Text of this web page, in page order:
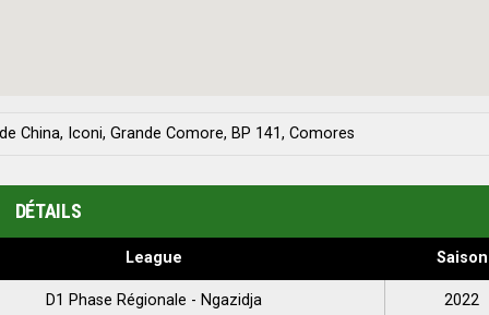
China, Iconi, Grande Comore, BP 141, Comores
DÉTAILS
League Saison
D1 Phase Régionale - Ngazidja 2022